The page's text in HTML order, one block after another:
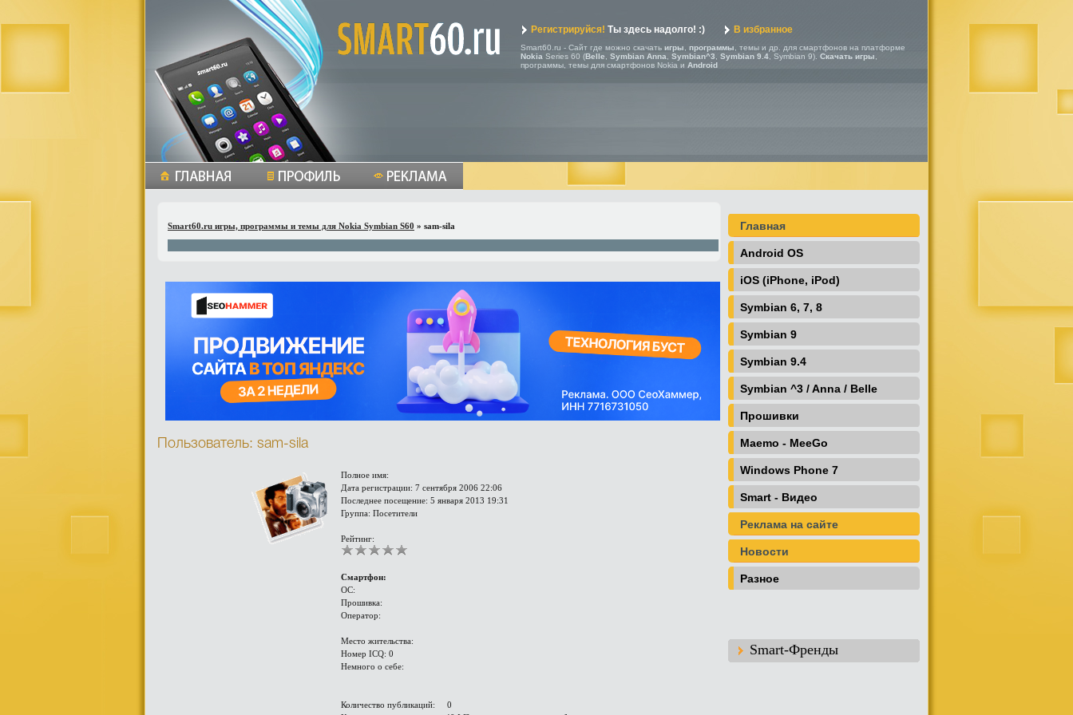
Регистрируйся! Ты здесь надолго! :) В избранное
Smart60.ru - Сайт где можно скачать игры программы , темы и др. для смартфонов на платформе
Nokia Series 60 (Belle Symbian Anna Symbian^3 Symbian 9.4 , Symbian 9). Скачать игры
программы, темы для смартфонов Nokia и Android
Smart60.ru игры, программы и темы для Nokia Symbian S60 » sam-sila
Пользователь: sam-sila
Полное имя:
Дата регистрации: 7 сентября 2006 22:06
Последнее посещение: 5 января 2013 19:31
Группа: Посетители
Рейтинг:
Смартфон:
ОС:
Прошивка:
Оператор:
Место жительства:
Номер ICQ: 0
Немного о себе:
Количество публикаций: 0
Главная
Android OS
iOS (iPhone, iPod)
Symbian 6, 7, 8
Symbian 9
Symbian 9.4
Symbian ^3 / Anna / Belle
Прошивки
Maemo - MeeGo
Windows Phone 7
Smart - Видео
Реклама на сайте
Новости
Разное
Smart-Френды